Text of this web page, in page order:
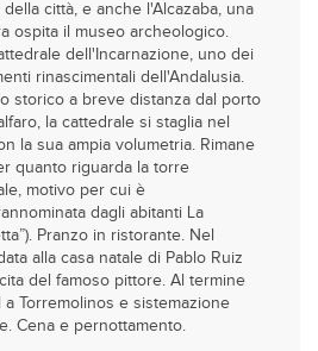
città, e anche l'Alcazaba, una
ospita il museo archeologico.
dell'Incarnazione, uno dei
rinascimentali dell'Andalusia.
storico a breve distanza dal porto
la cattedrale si staglia nel
la sua ampia volumetria. Rimane
quanto riguarda la torre
motivo per cui è
dagli abitanti La
Pranzo in ristorante. Nel
alla casa natale di Pablo Ruiz
del famoso pittore. Al termine
Torremolinos e sistemazione
Cena e pernottamento.